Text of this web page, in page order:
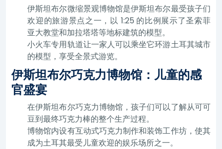
伊斯坦布尔微缩景观博物馆是伊斯坦布尔最受孩子们
欢迎的旅游景点之一，以 1:25 的比例展示了圣索菲
亚大教堂和加拉塔塔等地标建筑的模型。
小火车专用轨道让一家人可以乘坐它环游土耳其城市
的模型，享受全景式游览。
伊斯坦布尔巧克力博物馆：儿童的感
官盛宴
在伊斯坦布尔巧克力博物馆，孩子们可以了解从可可
豆到最终巧克力棒的整个生产过程。
博物馆内设有互动式巧克力制作和装饰工作坊，使其
成为土耳其最受儿童欢迎的娱乐场所之一。